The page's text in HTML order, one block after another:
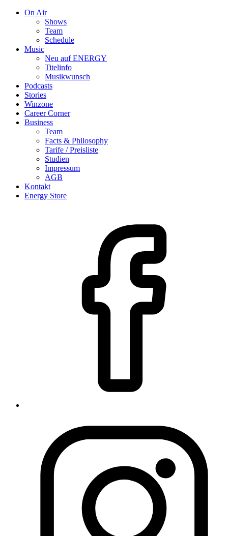
On Air
Shows
Team
Schedule
Music
Neu auf ENERGY
Titelinfo
Musikwunsch
Podcasts
Stories
Winzone
Career Corner
Business
Team
Facts & Philosophy
Tarife / Preisliste
Studien
Impressum
AGB
Kontakt
Energy Store